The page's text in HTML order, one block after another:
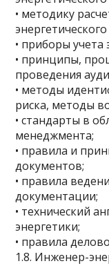
• методику
• приборы учета
• принципы,
проведения
• методы
риска, методы
• стандарты в
менеджмента;
• правила и
документов;
• правила
документации;
• технический
энергетики;
• правила
1.8. Инженер-